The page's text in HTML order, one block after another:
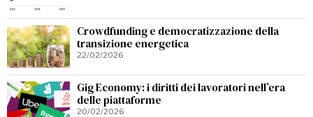
Crowdfunding e democratizzazione della
transizione energetica
22/02/2026
Gig Economy: i diritti dei lavoratori nell’era
delle piattaforme
20/02/2026